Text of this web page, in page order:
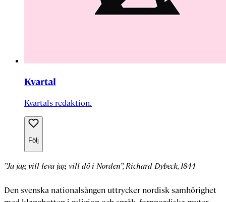
Kvartal
Kvartals redaktion.
Följ
”Ja jag vill leva jag vill dö i Norden”, Richard Dybeck, 1844
Den svenska nationalsången uttrycker nordisk samhörighet